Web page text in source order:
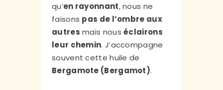
qu’en rayonnant, nous ne
faisons pas de l’ombre aux
autres mais nouséclairons
leur chemin. J’accompagne
souvent cette huile de
Bergamote (Bergamot).